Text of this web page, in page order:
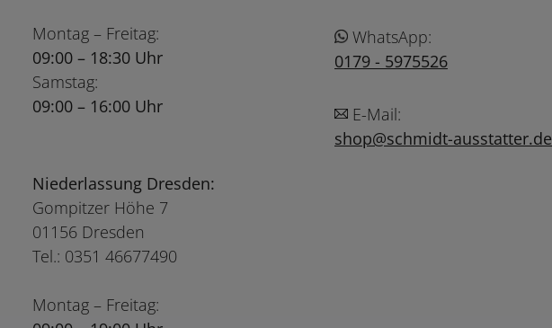
Montag – Freitag:
09:00 – 18:30 Uhr
Samstag:
09:00 – 16:00 Uhr
Niederlassung Dresden:
Gompitzer Höhe 7
01156 Dresden
Tel.: 0351 46677490
Montag – Freitag:
WhatsApp:
0179 - 5975526
E-Mail:
shop@schmidt-ausstatter.de